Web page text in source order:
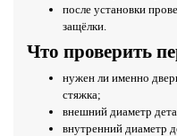
после установки
защёлки.
Что проверить
нужен ли именно
стяжка;
внешний диаметр
внутренний диаметр